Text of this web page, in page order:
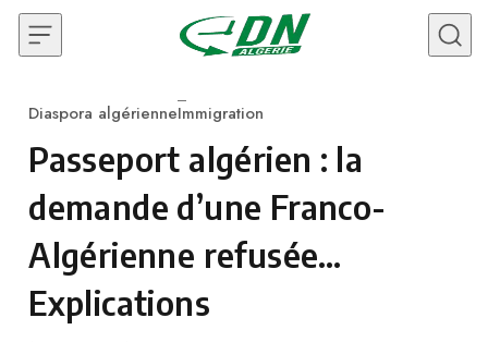
Skip to content
Category
Diaspora algérienneImmigration
Passeport algérien : la
demande d’une Franco-
Algérienne refusée…
Explications